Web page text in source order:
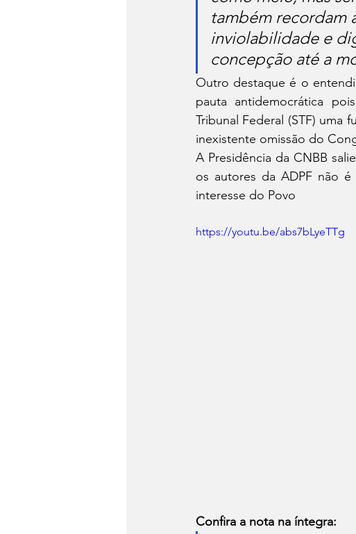
também recordam
inviolabilidade e
concepção até a
Outro destaque é o
pauta antidemocrática
Tribunal Federal (STF) uma
inexistente omissão do
A Presidência da CNBB
os autores da ADPF não
interesse do Povo
https://youtu.be/abs7bLyeTTg
Confira a nota na íntegra: